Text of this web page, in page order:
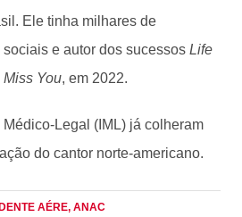
Ele tinha milhares de
e autor dos sucessos Life
Miss You, em 2022.
Legal (IML) já colheram
do cantor norte-americano.
AÉRE, ANAC